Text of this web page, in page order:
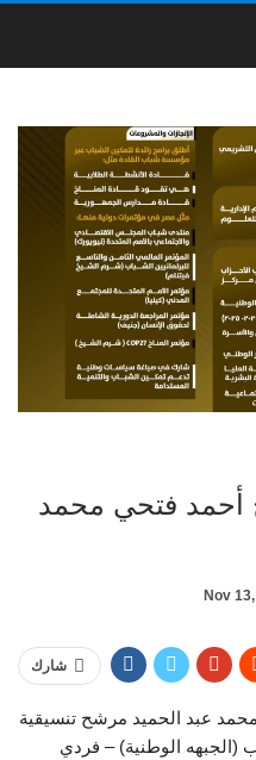
أحمد فتحي محمد
Nov
شارك
عبد الحميد مرشح تنسيقية
الوطنية) – فردي